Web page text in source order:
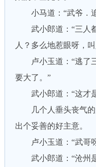
小马道：“武爷．
武小郎道：“三人都
人？多么地惹眼呀，
卢小玉道：“逃了三
要大了。”
武小郎道：“这才
几个人垂头丧气的
出个妥善的好主意。
卢小玉道：“武哥呀
武小郎道：“沧州是